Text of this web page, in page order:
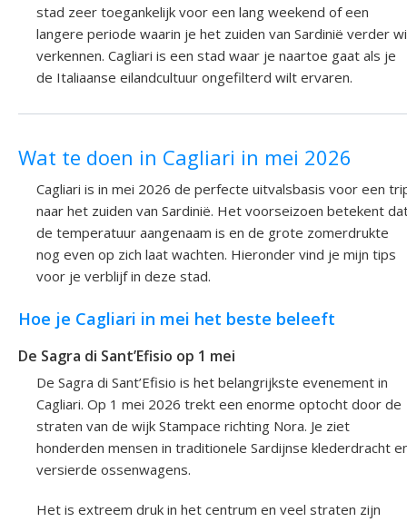
stad zeer toegankelijk voor een lang weekend of een
langere periode waarin je het zuiden van Sardinië verder
verkennen. Cagliari is een stad waar je naartoe gaat als je
de Italiaanse eilandcultuur ongefilterd wilt ervaren.
Wat te doen in Cagliari in mei 2026
Cagliari is in mei 2026 de perfecte uitvalsbasis voor een
naar het zuiden van Sardinië. Het voorseizoen betekent
de temperatuur aangenaam is en de grote zomerdrukte
nog even op zich laat wachten. Hieronder vind je mijn tips
voor je verblijf in deze stad.
Hoe je Cagliari in mei het beste beleeft
De Sagra di Sant’Efisio op 1 mei
De Sagra di Sant’Efisio is het belangrijkste evenement in
Cagliari. Op 1 mei 2026 trekt een enorme optocht door de
straten van de wijk Stampace richting Nora. Je ziet
honderden mensen in traditionele Sardijnse klederdracht
versierde ossenwagens.
Het is extreem druk in het centrum en veel straten zijn